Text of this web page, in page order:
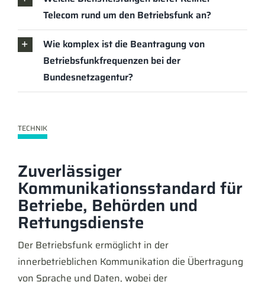
Telecom rund um den Betriebsfunk an?
Wie komplex ist die Beantragung von
Betriebsfunkfrequenzen bei der
Bundesnetzagentur?
TECHNIK
Zuverlässiger
Kommunikationsstandard für
Betriebe, Behörden und
Rettungsdienste
Der Betriebsfunk ermöglicht in der
innerbetrieblichen Kommunikation die Übertragung
von Sprache und Daten, wobei der